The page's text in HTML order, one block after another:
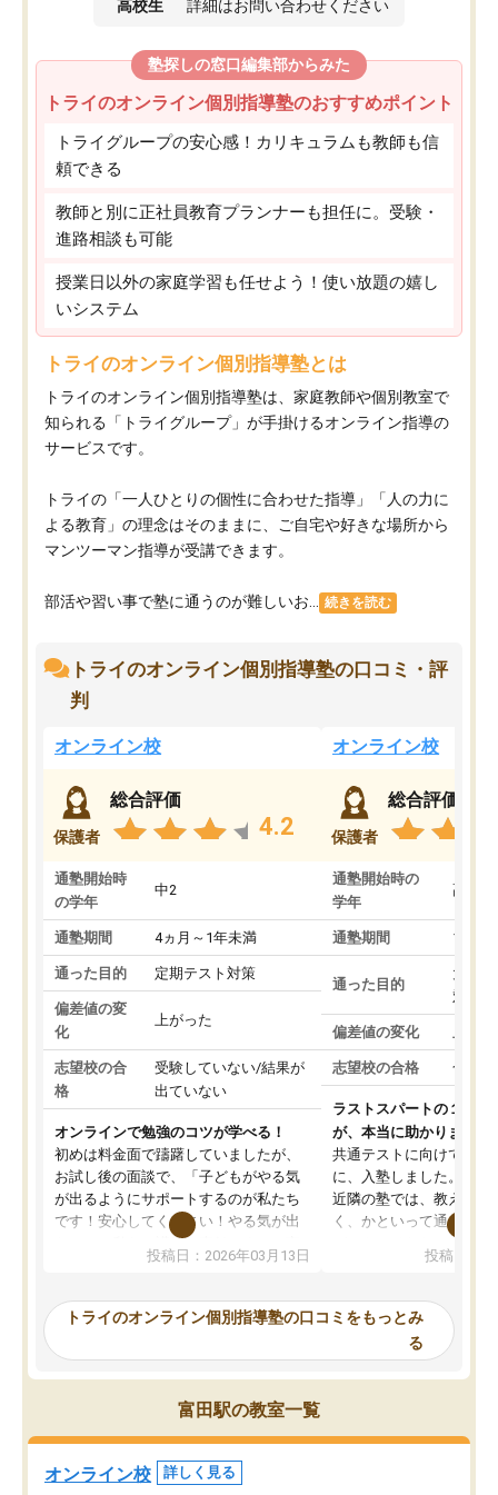
高校生 詳細はお問い合わせください
塾探しの窓口編集部からみた
トライのオンライン個別指導塾のおすすめポイント
トライグループの安心感！カリキュラムも教師も信
頼できる
教師と別に正社員教育プランナーも担任に。受験・
進路相談も可能
授業日以外の家庭学習も任せよう！使い放題の嬉し
いシステム
トライのオンライン個別指導塾とは
トライのオンライン個別指導塾は、家庭教師や個別教室で
知られる「トライグループ」が手掛けるオンライン指導の
サービスです。
トライの「一人ひとりの個性に合わせた指導」「人の力に
よる教育」の理念はそのままに、ご自宅や好きな場所から
マンツーマン指導が受講できます。
部活や習い事で塾に通うのが難しいお... 続きを読む
トライのオンライン個別指導塾の口コミ・評
判
オンライン校
保護者
総合評価
4.2
通塾開始時
の学年
中2
通塾期間 4ヵ月～1年未満
通った目的 定期テスト対策
偏差値の変
化
上がった
志望校の合
格
受験していない/結果が
出ていない
オンラインで勉強のコツが学べる！
初めは料金面で躊躇していましたが、
お試し後の面談で、「子どもがやる気
が出るようにサポートするのが私たち
です！安心してください！やる気が出
ないのは私たち講師の責任です」と言
ってくださり、確かに！と考えて、思
ったんですが、学生の先生から学ぶこ
み、徐々に成績が上がったらいいなと
思っていました。何が今足りないのか
を的確に指導いただき、子どももびっ
くりするほど楽しんでやる気を持って
塾を受けています。狙い通り、少しず
つ成績も上がり、苦手意識も無くなっ
てきたので、さらに苦手な数学も追加
投稿日：2026年03月13日
オンライン校
保護者
総合評価
通塾開始時の
学年
高3
通塾期間 1～3
通った目的
大学
対策
偏差値の変化 上が
志望校の合格 合格
ラストスパートの１か月
が、本当に助かりました
共通テストに向けての追
に、入塾しました。田舎
近隣の塾では、教えても
く、かといって通うには
可能なので本当に助か
らないところをピンポイ
頂いて、とてもわかり
していました。一生を
スト、多少お金がかかっ
投稿日：
トライのオンライン個別指導塾の口コミをもっとみ
る
富田駅の教室一覧
オンライン校 詳しく見る